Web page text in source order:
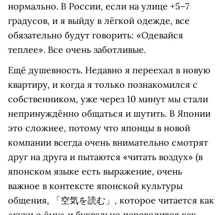
нормально. В России, если на улице +5–7
градусов, и я выйду в лёгкой одежде, все
обязательно будут говорить: «Одевайся
теплее». Все очень заботливые.
Ещё душевность. Недавно я переехал в новую
квартиру, и когда я только познакомился с
собственником, уже через 10 минут мы стали
непринуждённо общаться и шутить. В Японии
это сложнее, потому что японцы в новой
компании всегда очень внимательно смотрят
друг на друга и пытаются «читать воздух» (в
японском языке есть выражение, очень
важное в контексте японской культуры
общения, 「空気を読む」, которое читается как